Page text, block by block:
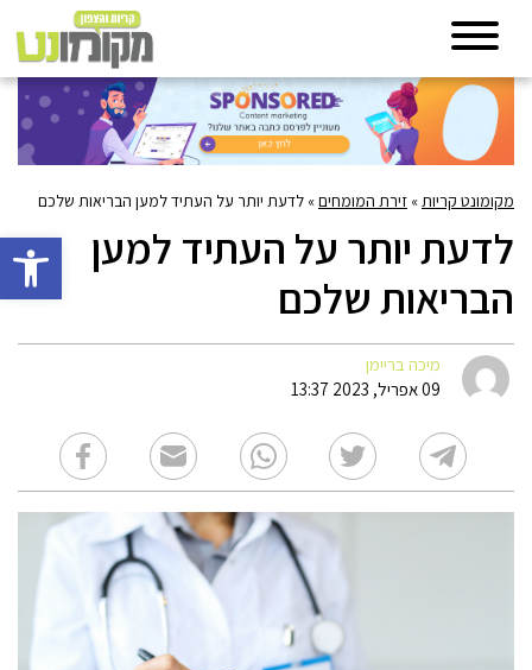
פתח
מקומונט קריות » זירת המומחים» לדעת יותר על העתיד למען הבריאות שלכם
לדעת יותר על העתיד למען
הבריאות שלכם
מיכה בריימן
09 אפריל, 2023 13:37